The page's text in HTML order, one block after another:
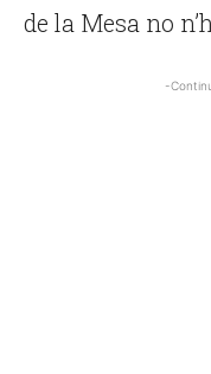
de la Mesa no
-